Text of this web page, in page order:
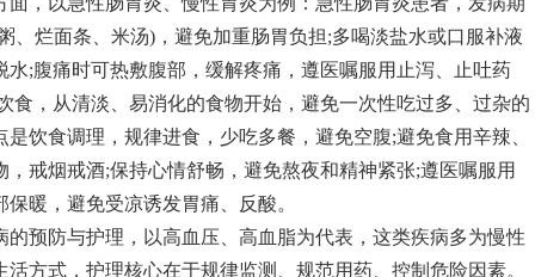
、烂面条、米汤)，避免加重肠胃负担;多喝淡盐水或口服补液
;腹痛时可热敷腹部，缓解疼痛，遵医嘱服用止泻、止吐药
食，从清淡、易消化的食物开始，避免一次性吃过多、过杂的
饮食调理，规律进食，少吃多餐，避免空腹;避免食用辛辣、
戒烟戒酒;保持心情舒畅，避免熬夜和精神紧张;遵医嘱服用
暖，避免受凉诱发胃痛、反酸。
的预防与护理，以高血压、高血脂为代表，这类疾病多为慢性
方式，护理核心在于规律监测、规范用药、控制危险因素。